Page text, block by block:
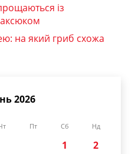
із
на який гриб схожа
2026
Пт Сб Нд
1
2